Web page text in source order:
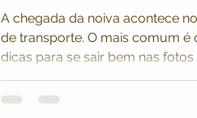
A chegada da noiva acontece
de transporte. O mais comum é
dicas para se sair bem nas fotos